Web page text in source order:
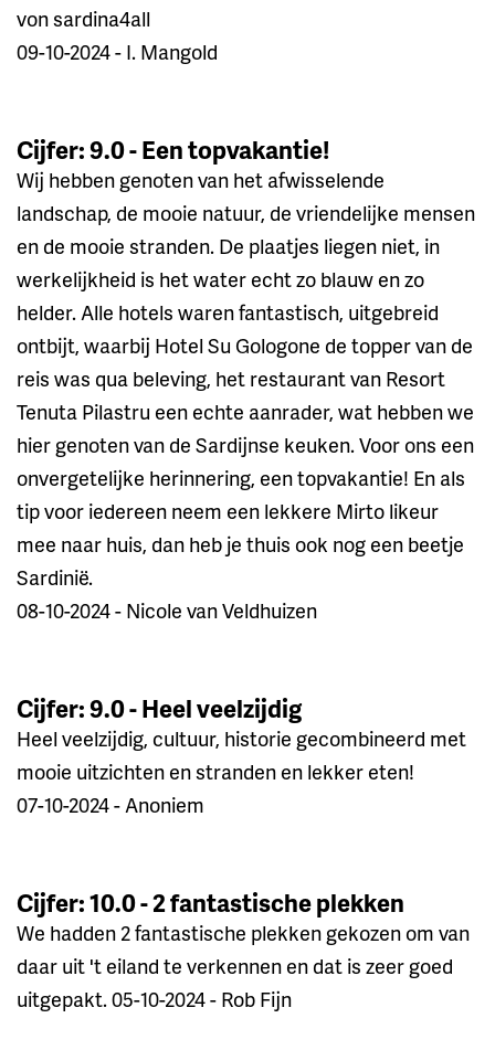
von sardina4all
09-10-2024 - I. Mangold
Cijfer: 9.0 - Een topvakantie!
Wij hebben genoten van het afwisselende
landschap, de mooie natuur, de vriendelijke mensen
en de mooie stranden. De plaatjes liegen niet, in
werkelijkheid is het water echt zo blauw en zo
helder. Alle hotels waren fantastisch, uitgebreid
ontbijt, waarbij Hotel Su Gologone de topper van de
reis was qua beleving, het restaurant van Resort
Tenuta Pilastru een echte aanrader, wat hebben we
hier genoten van de Sardijnse keuken. Voor ons een
onvergetelijke herinnering, een topvakantie! En als
tip voor iedereen neem een lekkere Mirto likeur
mee naar huis, dan heb je thuis ook nog een beetje
Sardinië.
08-10-2024 - Nicole van Veldhuizen
Cijfer: 9.0 - Heel veelzijdig
Heel veelzijdig, cultuur, historie gecombineerd met
mooie uitzichten en stranden en lekker eten!
07-10-2024 - Anoniem
Cijfer: 10.0 - 2 fantastische plekken
We hadden 2 fantastische plekken gekozen om van
daar uit 't eiland te verkennen en dat is zeer goed
uitgepakt. 05-10-2024 - Rob Fijn